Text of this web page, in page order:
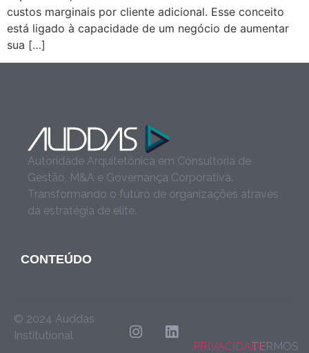
custos marginais por cliente adicional. Esse conceito
está ligado à capacidade de um negócio de aumentar
sua […]
Autoridade Arquitetônica em Consultoria de
Gestão, M&A e Governança Corporativa.
Transformando o futuro de organizações através
da estratégia de elite.
CONTEÚDO
© 2024 Auddas
Institutional
PRIVACIDADETERMOS